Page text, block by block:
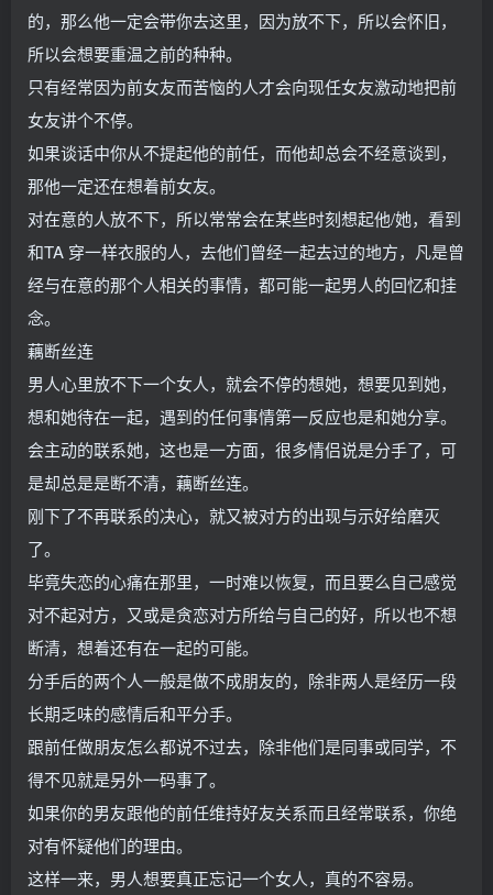
的，那么他一定会带你去这里，因为放不下，所以会怀旧，
所以会想要重温之前的种种。
只有经常因为前女友而苦恼的人才会向现任女友激动地把前
女友讲个不停。
如果谈话中你从不提起他的前任，而他却总会不经意谈到，
那他一定还在想着前女友。
对在意的人放不下，所以常常会在某些时刻想起他/她，看到
和TA 穿一样衣服的人，去他们曾经一起去过的地方，凡是曾
经与在意的那个人相关的事情，都可能一起男人的回忆和挂
念。
藕断丝连
男人心里放不下一个女人，就会不停的想她，想要见到她，
想和她待在一起，遇到的任何事情第一反应也是和她分享。
会主动的联系她，这也是一方面，很多情侣说是分手了，可
是却总是是断不清，藕断丝连。
刚下了不再联系的决心，就又被对方的出现与示好给磨灭
了。
毕竟失恋的心痛在那里，一时难以恢复，而且要么自己感觉
对不起对方，又或是贪恋对方所给与自己的好，所以也不想
断清，想着还有在一起的可能。
分手后的两个人一般是做不成朋友的，除非两人是经历一段
长期乏味的感情后和平分手。
跟前任做朋友怎么都说不过去，除非他们是同事或同学，不
得不见就是另外一码事了。
如果你的男友跟他的前任维持好友关系而且经常联系，你绝
对有怀疑他们的理由。
这样一来，男人想要真正忘记一个女人，真的不容易。